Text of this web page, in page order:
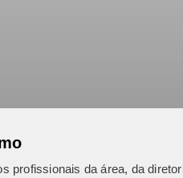
da área, da